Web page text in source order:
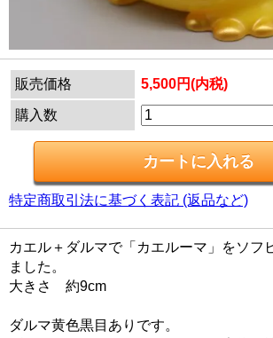
販売価格 5,500円(内税)
購入数
特定商取引法に基づく表記 (返品など)
カエル＋ダルマで「カエルーマ」をソフ
ました。
大きさ 約9cm
ダルマ黄色黒目ありです。